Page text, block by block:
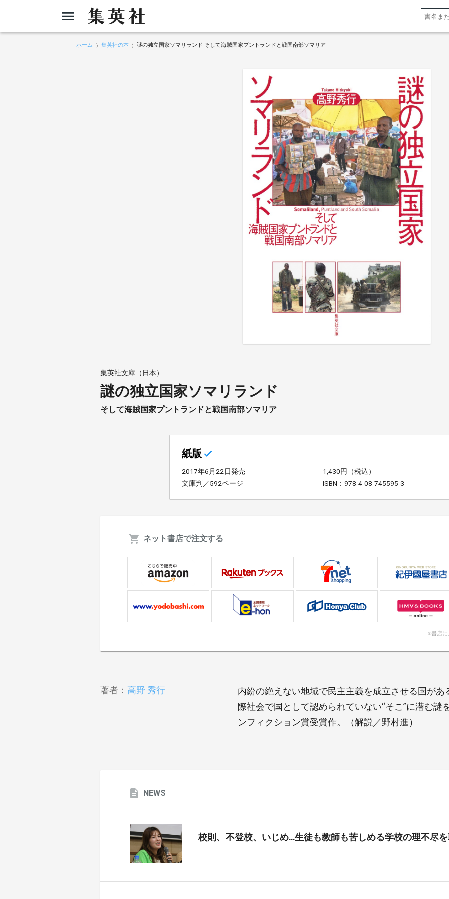
ホーム 集英社の本 謎の独立国家ソマリランド そして海賊国家プントランドと戦国南部ソマリア
集英社文庫（日本）
謎の独立国家ソマリランド
そして海賊国家プントランドと戦国南部ソマリア
紙版
2017年6月22日発売
1,430円（税込）
文庫判／592ページ
ISBN：978-4-08-745595-3
ネット書店で注文する
※書店に
著者： 高野 秀行
内紛の絶えない地域で民主主義を成立させる国が
際社会で国として認められていない“そこ”に潜む
ンフィクション賞受賞作。（解説／野村進）
NEWS
校則、不登校、いじめ…生徒も教師も苦しめる学校の理不尽